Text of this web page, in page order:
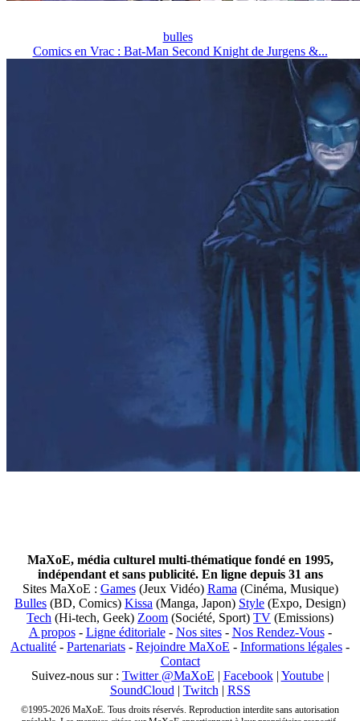
bulles
Comics en Vrac : Bat-Man Second Knight de Jurgens &...
MaXoE, média culturel multi-thématique fondé en 1995,
indépendant et sans publicité. En ligne depuis 31 ans
Sites MaXoE : Games(Jeux Vidéo) Rama (Cinéma, Musique)
Bulles (BD, Comics) Kissa (Manga, Japon) Style (Expo, Design)
Tech (Hi-tech, Geek) Zoom (Société, Sport) TV (Emissions)
A propos- Ligne éditoriale- Nos sites- Nos Rendez-Vous-
Actualité - Partenariats - Rejoindre MaXoE - Informations légales -
Contact
Suivez-nous sur : Twitter @MaXoE | Facebook| Youtube|
SoundCloud | Twitch | RSS
©1995-2026 MaXoE. Tous droits réservés. Reproduction interdite sans autorisation